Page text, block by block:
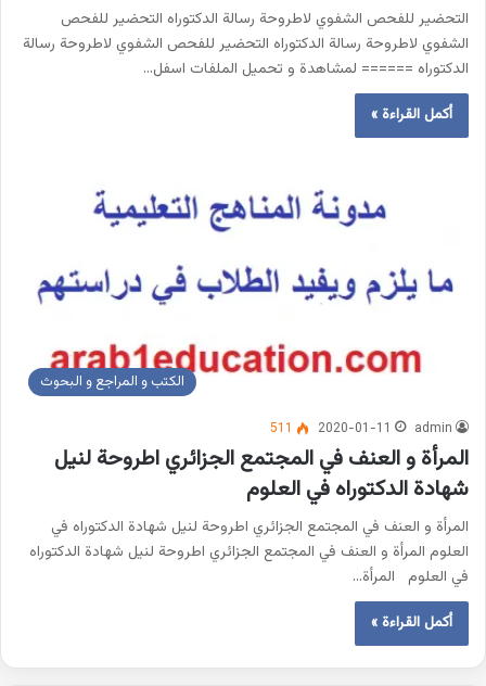
التحضير للفحص الشفوي لاطروحة رسالة الدكتوراه التحضير للفحص
الشفوي لاطروحة رسالة الدكتوراه التحضير للفحص الشفوي لاطروحة رسالة
الدكتوراه ====== لمشاهدة و تحميل الملفات اسفل…
أكمل القراءة »
الكتب و المراجع و البحوث
admin
2020-01-11
511
المرأة و العنف في المجتمع الجزائري اطروحة لنيل
شهادة الدكتوراه في العلوم
المرأة و العنف في المجتمع الجزائري اطروحة لنيل شهادة الدكتوراه في
العلوم المرأة و العنف في المجتمع الجزائري اطروحة لنيل شهادة الدكتوراه
في العلوم المرأة…
أكمل القراءة »